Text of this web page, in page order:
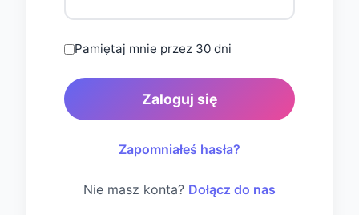
Pamiętaj mnie przez 30 dni
Zaloguj się
Zapomniałeś hasła?
Nie masz konta? Dołącz do nas